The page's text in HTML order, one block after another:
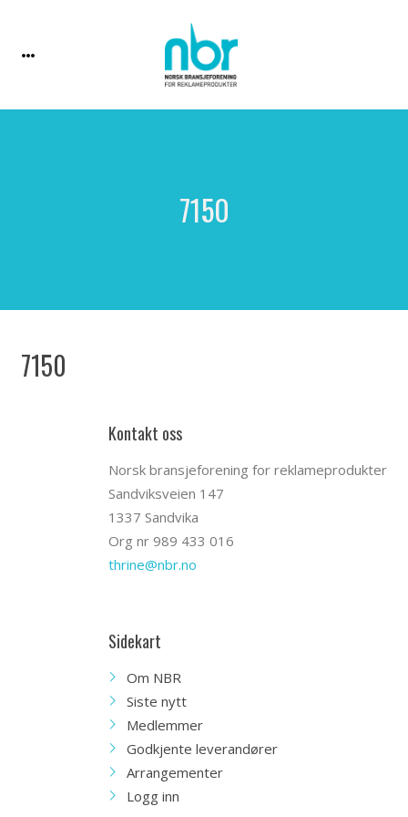
7150
7150
Kontakt oss
Norsk bransjeforening for reklameprodukter
Sandviksveien 147
1337 Sandvika
Org nr 989 433 016
thrine@nbr.no
Sidekart
Om NBR
Siste nytt
Medlemmer
Godkjente leverandører
Arrangementer
Logg inn